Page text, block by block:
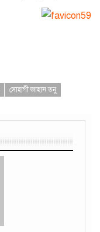
সোহাগী জাহান তনু